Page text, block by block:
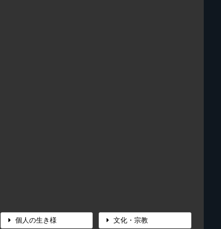
個人の生き様 文化・宗教